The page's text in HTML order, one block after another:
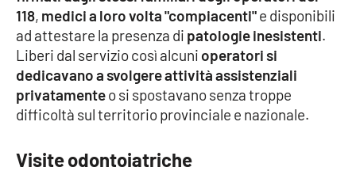
VIDEO
Ambiente
Cronaca
Cultura
118, medici a loro volta "compiacenti"e disponibili
ad attestare la presenza di patologie inesistenti.
Liberi dal servizio così alcuni operatori si
dedicavano a svolgere attività assistenziali
privatamenteo si spostavano senza troppe
difficoltà sul territorio provinciale e nazionale.
Visite odontoiatriche